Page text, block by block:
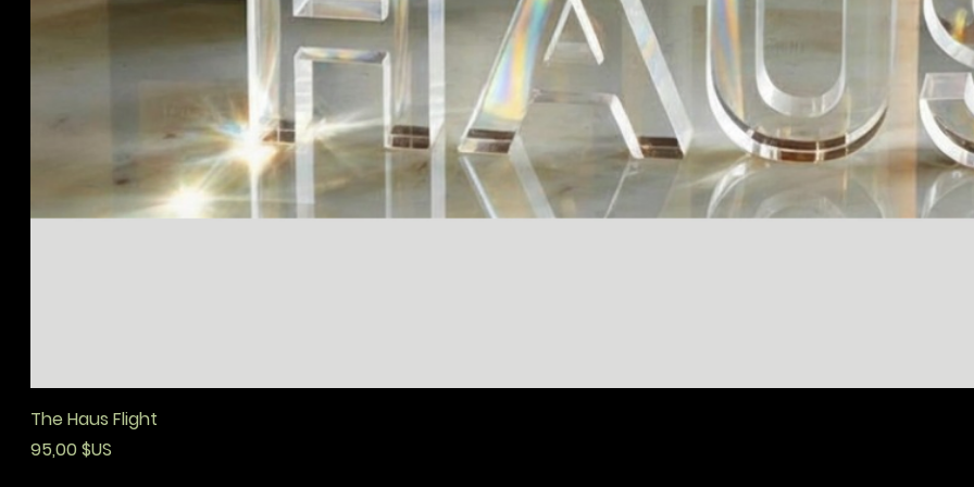
The Haus Flight
Prix
95,00 $US